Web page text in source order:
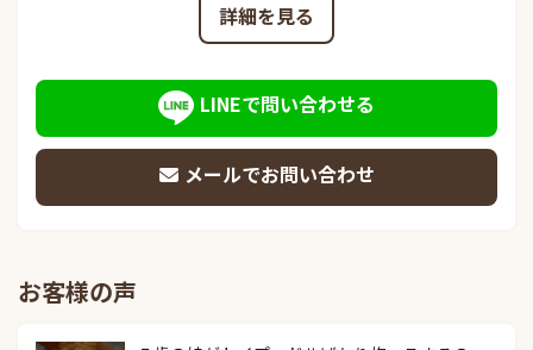
詳細を見る
LINEで問い合わせる
メールでお問い合わせ
お客様の声